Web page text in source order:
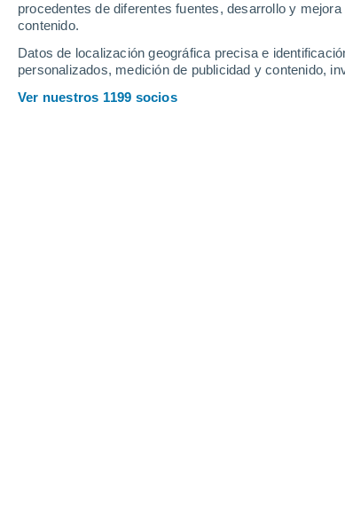
procedentes de diferentes fuentes, desarrollo y
contenido.
Datos de localización geográfica precisa e
personalizados, medición de publicidad y contenido,
Ver nuestros 1199 socios
Webcams en Janské Lázne